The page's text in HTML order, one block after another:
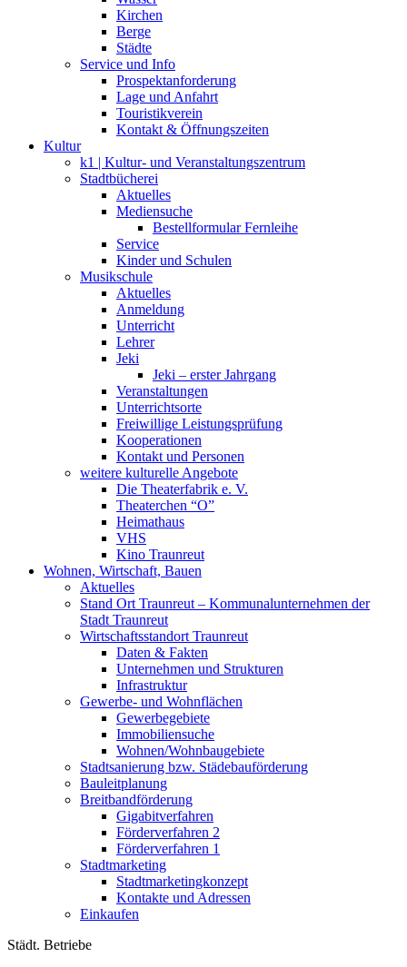
Kirchen
Berge
Städte
Service und Info
Prospektanforderung
Lage und Anfahrt
Touristikverein
Kontakt & Öffnungszeiten
Kultur
k1 | Kultur- und Veranstaltungszentrum
Stadtbücherei
Aktuelles
Mediensuche
Bestellformular Fernleihe
Service
Kinder und Schulen
Musikschule
Aktuelles
Anmeldung
Unterricht
Lehrer
Jeki
Jeki – erster Jahrgang
Veranstaltungen
Unterrichtsorte
Freiwillige Leistungsprüfung
Kooperationen
Kontakt und Personen
weitere kulturelle Angebote
Die Theaterfabrik e. V.
Theaterchen “O”
Heimathaus
VHS
Kino Traunreut
Wohnen, Wirtschaft, Bauen
Aktuelles
Stand Ort Traunreut – Kommunalunternehmen der
Stadt Traunreut
Wirtschaftsstandort Traunreut
Daten & Fakten
Unternehmen und Strukturen
Infrastruktur
Gewerbe- und Wohnflächen
Gewerbegebiete
Immobiliensuche
Wohnen/Wohnbaugebiete
Stadtsanierung bzw. Städebauförderung
Bauleitplanung
Breitbandförderung
Gigabitverfahren
Förderverfahren 2
Förderverfahren 1
Stadtmarketing
Stadtmarketingkonzept
Kontakte und Adressen
Einkaufen
Städt. Betriebe